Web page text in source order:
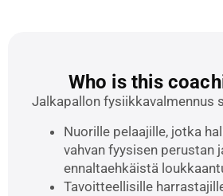
Who is this
Jalkapallon fysiikkavalmennus
Nuorille pelaajille, jotka
vahvan fyysisen perustan
ennaltaehkäistä
Tavoitteellisille